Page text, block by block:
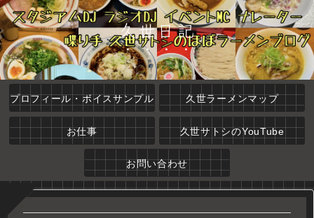
久世日記
プロフィール・ボイスサンプル 久世ラーメンマップ
お仕事 久世サトシのYouTube
お問い合わせ